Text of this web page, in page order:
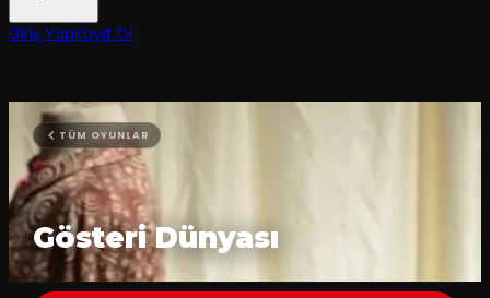
Giriş YapKayıt Ol
TÜM OYUNLAR
Gösteri Dünyası